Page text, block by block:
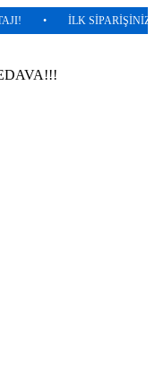
• İLK SİPARİŞİNİZDE